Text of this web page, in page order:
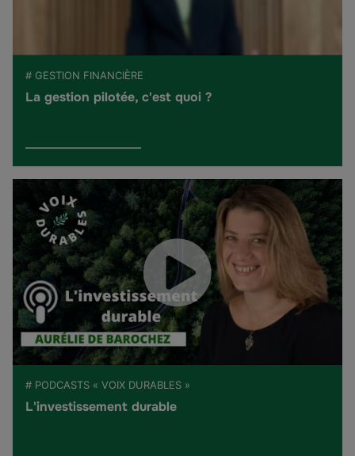
# GESTION FINANCIÈRE
La gestion pilotée, c'est quoi ?
# PODCASTS « VOIX DURABLES »
L'investissement durable